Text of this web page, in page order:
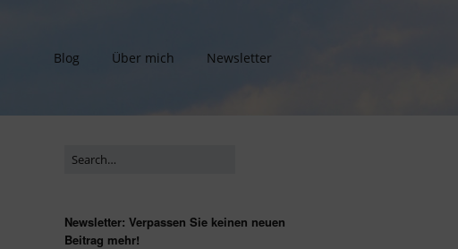
Blog Über mich Newsletter
Newsletter: Verpassen Sie keinen neuen
Beitrag mehr!